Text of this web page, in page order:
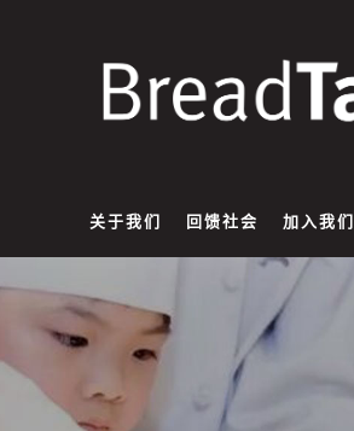
关于我们 回馈社会 加入我们